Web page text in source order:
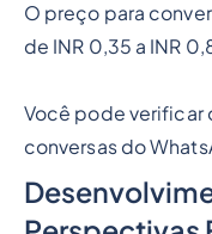
O preço para
de INR 0,35 a INR
Você pode verificar
conversas do